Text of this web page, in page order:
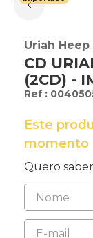
Uriah Heep
CD
(2CD) -
:
Este
momento
Quero